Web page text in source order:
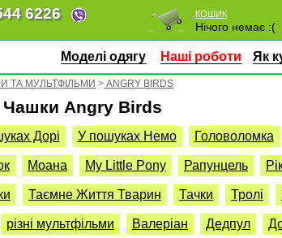
6226 КОШИК
Нічого немає :(
Моделі одягу Наші роботи Як
ТА МУЛЬТФІЛЬМИ > ANGRY BIRDS
Чашки Angry Birds
Дорі У пошуках Немо Головоломка
Моана My Little Pony Рапунцель
Таємне Життя Тварин Тачки Тролі
різні мультфільми Валеріан Дедпул